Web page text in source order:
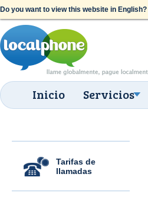
Do you want to view this website in English?
Inicio Servicios
Tarifas de
llamadas